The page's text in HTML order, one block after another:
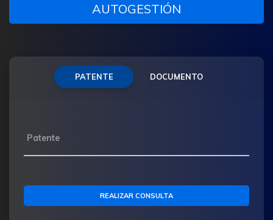
AUTOGESTIÓN
PATENTE DOCUMENTO
Patente